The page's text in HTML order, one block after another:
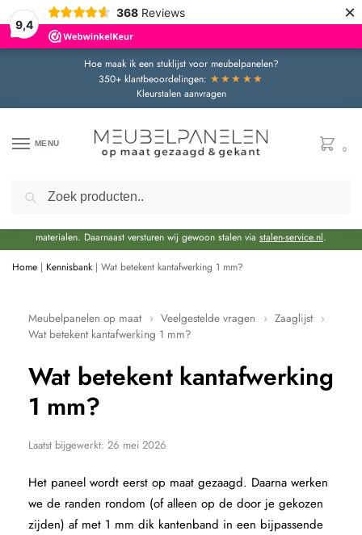
9,4
368 Reviews ×
Hoe maak ik een stuklijst voor meubelpanelen?
350+ klantbeoordelingen: ★★★★★
Kleurstalen aanvragen
MENU
0
Door de bouwvakperiode geldt momenteel een extra levertijd van circa 3 weken
materialen. Daarnaast versturen wij gewoon stalen via stalen-service.nl.
Home | Kennisbank | Wat betekent kantafwerking 1 mm?
Meubelpanelen op maat › Veelgestelde vragen › Zaaglijst ›
Wat betekent kantafwerking 1 mm?
Wat betekent kantafwerking
1 mm?
Laatst bijgewerkt: 26 mei 2026
Het paneel wordt eerst op maat gezaagd. Daarna werken
we de randen rondom (of alleen op de door je gekozen
zijden) af met 1 mm dik kantenband in een bijpassende